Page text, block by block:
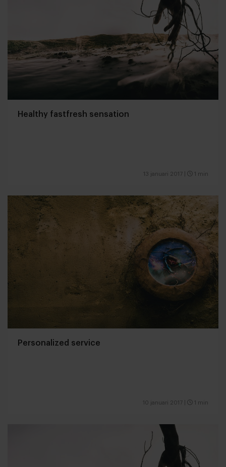
Healthy fastfresh sensation
13 januari 2017 1 min
Personalized service
10 januari 2017 1 min